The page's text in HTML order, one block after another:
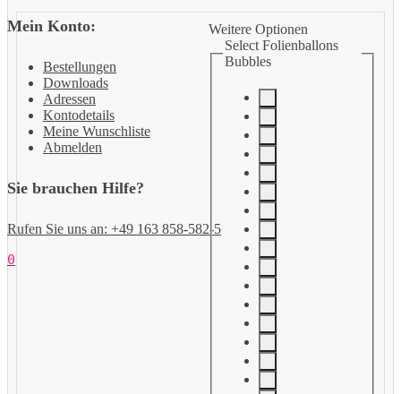
Mein Konto:
Bestellungen
Downloads
Adressen
Kontodetails
Meine Wunschliste
Abmelden
Sie brauchen Hilfe?
Rufen Sie uns an: +49 163 858-582-5
0
Weitere Optionen
Select Folienballons
Bubbles